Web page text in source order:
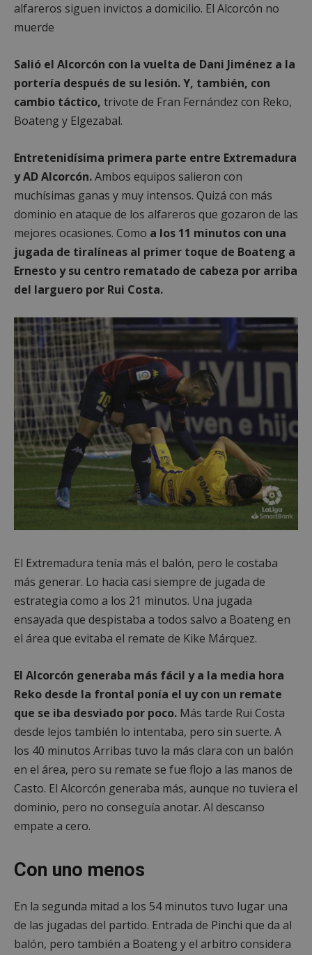
alfareros siguen invictos a domicilio. El Alcorcón no
muerde
Salió el Alcorcón con la vuelta de Dani Jiménez a la
portería después de su lesión. Y, también, con
cambio táctico, trivote de Fran Fernández con Reko,
Boateng y Elgezabal.
Entretenidísima primera parte entre Extremadura
y AD Alcorcón.Ambos equipos salieron con
muchísimas ganas y muy intensos. Quizá con más
dominio en ataque de los alfareros que gozaron de las
mejores ocasiones. Como a los 11 minutos con una
jugada de tiralíneas al primer toque de Boateng a
Ernesto y su centro rematado de cabeza por arriba
del larguero por Rui Costa.
El Extremadura tenía más el balón, pero le costaba
más generar. Lo hacia casi siempre de jugada de
estrategia como a los 21 minutos. Una jugada
ensayada que despistaba a todos salvo a Boateng en
el área que evitaba el remate de Kike Márquez.
El Alcorcón generaba más fácil y a la media hora
Reko desde la frontal ponía el uy con un remate
que se iba desviado por poco. Más tarde Rui Costa
desde lejos también lo intentaba, pero sin suerte. A
los 40 minutos Arribas tuvo la más clara con un balón
en el área, pero su remate se fue flojo a las manos de
Casto. El Alcorcón generaba más, aunque no tuviera el
dominio, pero no conseguía anotar. Al descanso
empate a cero.
Con uno menos
En la segunda mitad a los 54 minutos tuvo lugar una
de las jugadas del partido. Entrada de Pinchi que da al
balón, pero también a Boateng y el arbitro considera